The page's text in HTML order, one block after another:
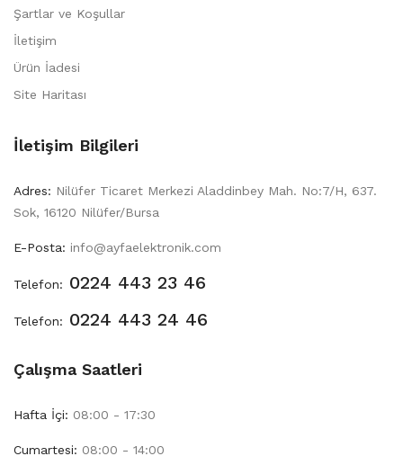
Şartlar ve Koşullar
İletişim
Ürün İadesi
Site Haritası
İletişim Bilgileri
Adres: Nilüfer Ticaret Merkezi Aladdinbey Mah. No:7/H, 637.
Sok, 16120 Nilüfer/Bursa
E-Posta: info@ayfaelektronik.com
Telefon: 0224 443 23 46
Telefon: 0224 443 24 46
Çalışma Saatleri
Hafta İçi: 08:00 - 17:30
Cumartesi: 08:00 - 14:00